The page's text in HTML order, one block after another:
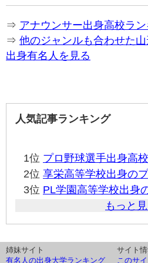
⇒ アナウンサー出身高校ラ
⇒ 他のジャンルも合わせた
出身有名人を見る
人気記事ランキング
1位 プロ野球選手出身高
2位 享栄高等学校出身の
3位 PL学園高等学校出身
もっと
姉妹サイト
有名人の出身大学ランキング
サイト
このサ